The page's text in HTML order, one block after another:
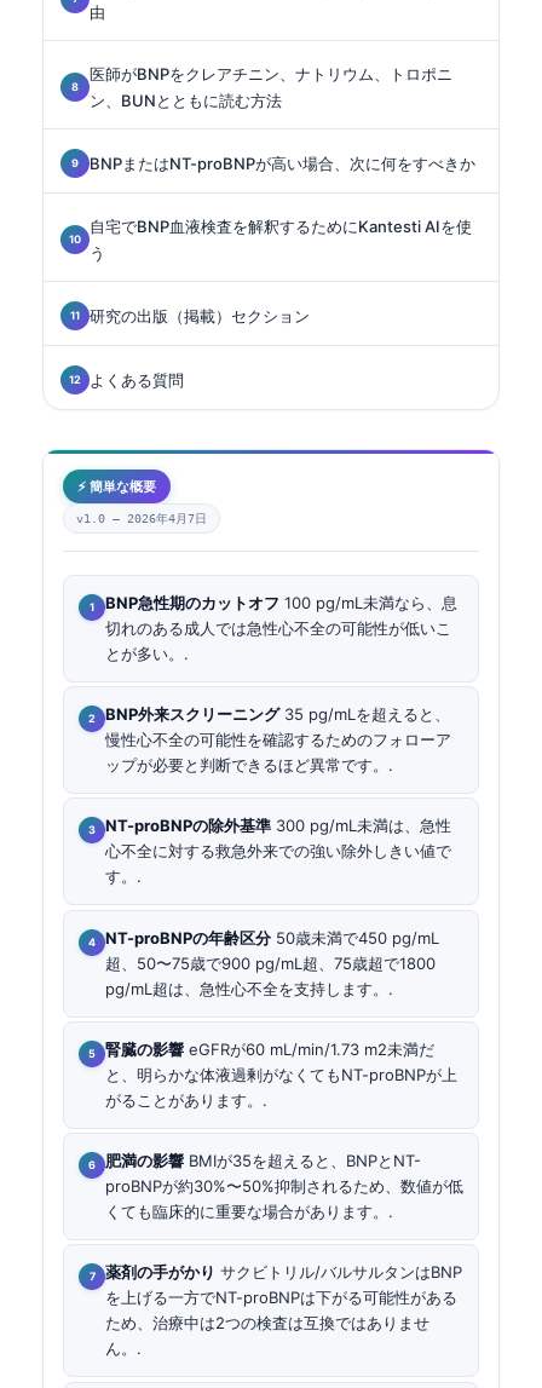
由
医師がBNPをクレアチニン、ナトリウム、トロポニ
ン、BUNとともに読む方法
BNPまたはNT-proBNPが高い場合、次に何をすべきか
自宅でBNP血液検査を解釈するためにKantesti AIを使
う
研究の出版（掲載）セクション
よくある質問
⚡ 簡単な概要
v1.0 — 2026年4月7日
BNP急性期のカットオフ 100 pg/mL未満なら、息
切れのある成人では急性心不全の可能性が低いこ
とが多い。.
BNP外来スクリーニング35 pg/mLを超えると、
慢性心不全の可能性を確認するためのフォローア
ップが必要と判断できるほど異常です。.
NT-proBNPの除外基準 300 pg/mL未満は、急性
心不全に対する救急外来での強い除外しきい値で
す。.
NT-proBNPの年齢区分 50歳未満で450 pg/mL
超、50〜75歳で900 pg/mL超、75歳超で1800
pg/mL超は、急性心不全を支持します。.
腎臓の影響 eGFRが60 mL/min/1.73 m2未満だ
と、明らかな体液過剰がなくてもNT-proBNPが上
がることがあります。.
肥満の影響 BMIが35を超えると、BNPとNT-
proBNPが約30%〜50%抑制されるため、数値が低
くても臨床的に重要な場合があります。.
薬剤の手がかり サクビトリル/バルサルタンはBNP
を上げる一方でNT-proBNPは下がる可能性がある
ため、治療中は2つの検査は互換ではありませ
ん。.